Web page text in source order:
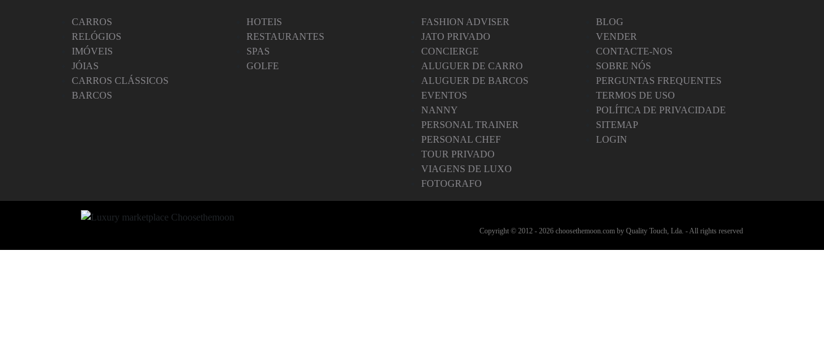
CARROS
RELÓGIOS
IMÓVEIS
JÓIAS
CARROS CLÁSSICOS
BARCOS
HOTEIS
RESTAURANTES
SPAS
GOLFE
FASHION ADVISER
JATO PRIVADO
CONCIERGE
ALUGUER DE CARRO
ALUGUER DE BARCOS
EVENTOS
NANNY
PERSONAL TRAINER
PERSONAL CHEF
TOUR PRIVADO
VIAGENS DE LUXO
FOTOGRAFO
BLOG
VENDER
CONTACTE-NOS
SOBRE NÓS
PERGUNTAS FREQUENTES
TERMOS DE USO
POLÍTICA DE PRIVACIDADE
SITEMAP
LOGIN
Copyright © 2012 - 2026 choosethemoon.com by Quality Touch, Lda. - All rights reserved